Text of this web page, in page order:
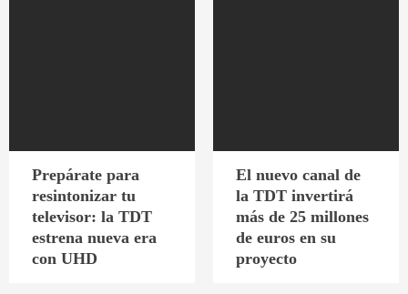
Prepárate para
resintonizar tu
televisor: la TDT
estrena nueva era
con UHD
El nuevo canal de
la TDT invertirá
más de 25 millones
de euros en su
proyecto